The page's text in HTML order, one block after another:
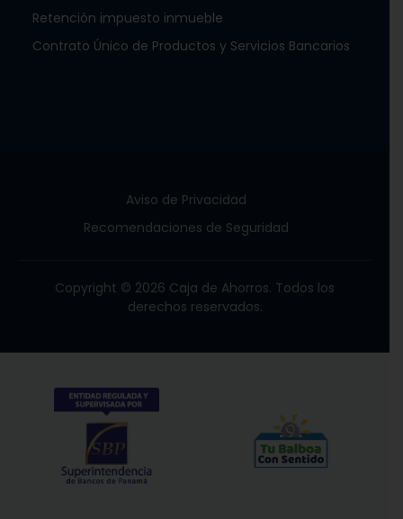
Retención impuesto inmueble
Contrato Único de Productos y Servicios Bancarios
Aviso de Privacidad
Recomendaciones de Seguridad
Copyright © 2026 Caja de Ahorros. Todos los
derechos reservados.